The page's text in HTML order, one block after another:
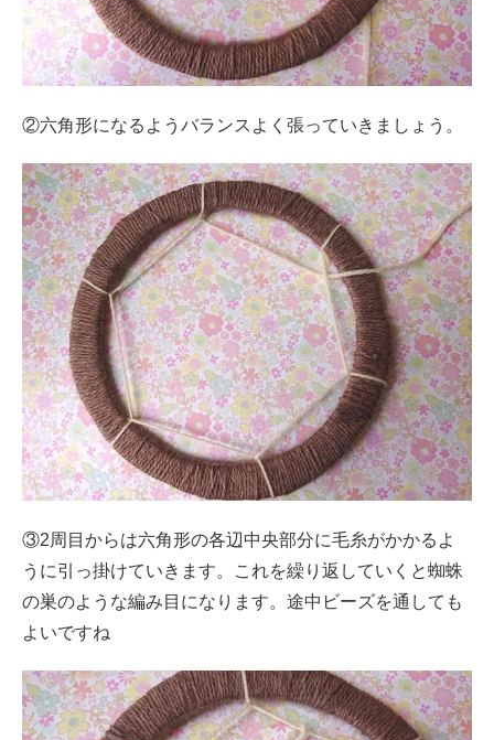
②六角形になるようバランスよく張っていきましょう。
③2周目からは六角形の各辺中央部分に毛糸がかかるよ
うに引っ掛けていきます。これを繰り返していくと蜘蛛
の巣のような編み目になります。途中ビーズを通しても
よいですね